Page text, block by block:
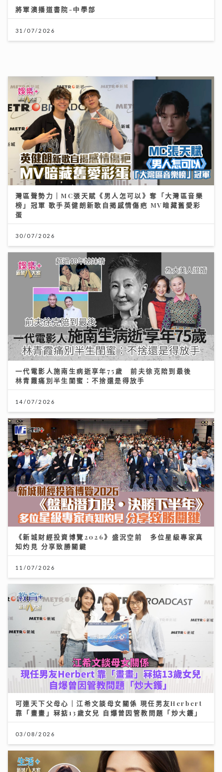
灣區聲勢力｜MC張天賦《男人怎可以》奪「大灣區音樂
榜」冠軍 歌手英健朗新歌自揭感情傷疤 MV暗藏舊愛彩
蛋
30/07/2026
一代電影人施南生病逝享年75歲 前夫徐克陪到最後
林青霞痛別半生閨蜜：不捨還是得放手
14/07/2026
《新城財經投資博覽2026》盛況空前 多位星級專家真
知灼見 分享致勝關鍵
11/07/2026
可連天下父母心｜江希文談母女關係 現任男友Herbert
靠「畫畫」冧掂13歲女兒 自爆曾因管教問題「炒大鑊」
03/08/2026